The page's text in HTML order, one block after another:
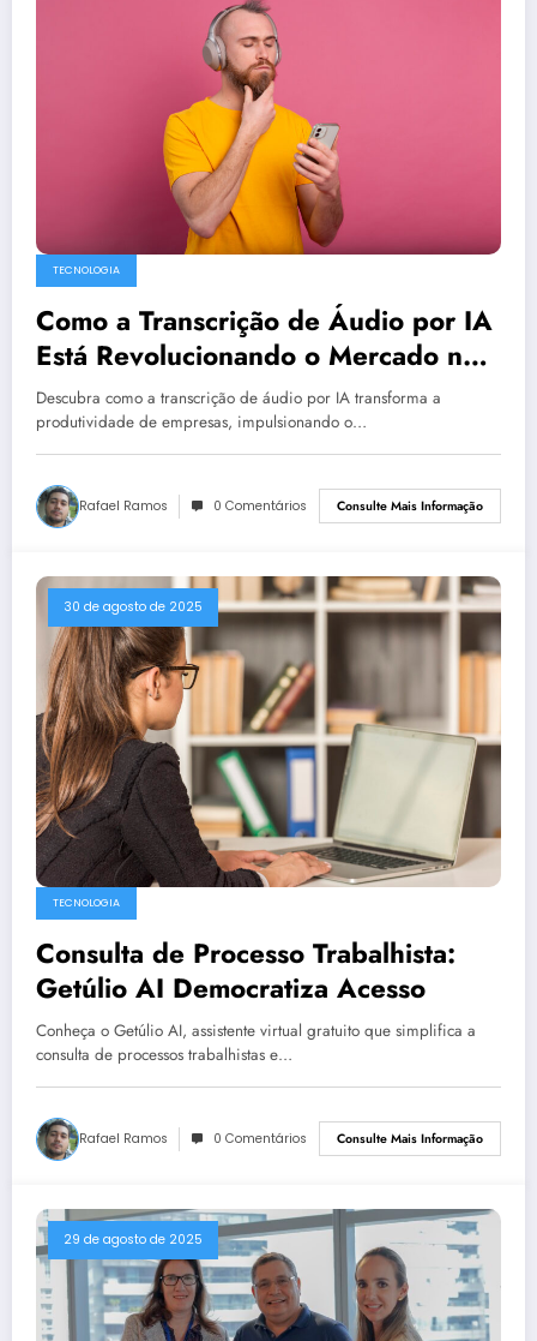
TECNOLOGIA
Como a Transcrição de Áudio por IA
Está Revolucionando o Mercado no
Brasil
Descubra como a transcrição de áudio por IA transforma a
produtividade de empresas, impulsionando o…
Rafael Ramos 0 Comentários Consulte Mais Informação
30 de agosto de 2025
TECNOLOGIA
Consulta de Processo Trabalhista:
Getúlio AI Democratiza Acesso
Conheça o Getúlio AI, assistente virtual gratuito que simplifica a
consulta de processos trabalhistas e…
Rafael Ramos 0 Comentários Consulte Mais Informação
29 de agosto de 2025